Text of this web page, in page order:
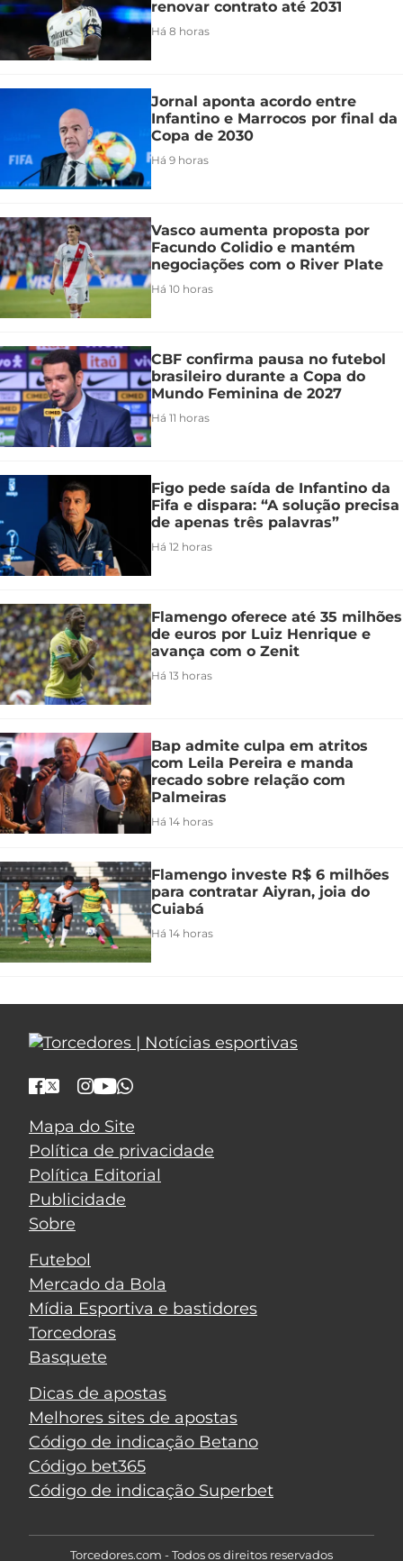
renovar contrato até 2031
Há 8 horas
Jornal aponta acordo entre
Infantino e Marrocos por final da
Copa de 2030
Há 9 horas
Vasco aumenta proposta por
Facundo Colidio e mantém
negociações com o River Plate
Há 10 horas
CBF confirma pausa no futebol
brasileiro durante a Copa do
Mundo Feminina de 2027
Há 11 horas
Figo pede saída de Infantino da
Fifa e dispara: “A solução precisa
de apenas três palavras”
Há 12 horas
Flamengo oferece até 35 milhões
de euros por Luiz Henrique e
avança com o Zenit
Há 13 horas
Bap admite culpa em atritos
com Leila Pereira e manda
recado sobre relação com
Palmeiras
Há 14 horas
Flamengo investe R$ 6 milhões
para contratar Aiyran, joia do
Cuiabá
Há 14 horas
Mapa do Site
Política de privacidade
Política Editorial
Publicidade
Sobre
Futebol
Mercado da Bola
Mídia Esportiva e bastidores
Torcedoras
Basquete
Dicas de apostas
Melhores sites de apostas
Código de indicação Betano
Código bet365
Código de indicação Superbet
Torcedores.com - Todos os direitos reservados